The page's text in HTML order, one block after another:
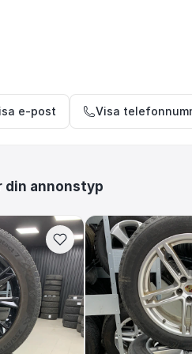
e-post Visa
din annonstyp